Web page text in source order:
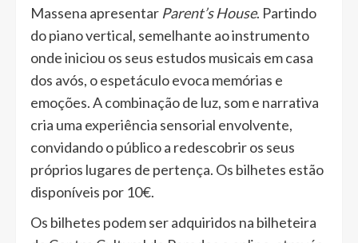
Massena apresentar Parent’s House. Partindo
do piano vertical, semelhante ao instrumento
onde iniciou os seus estudos musicais em casa
dos avós, o espetáculo evoca memórias e
emoções. A combinação de luz, som e narrativa
cria uma experiência sensorial envolvente,
convidando o público a redescobrir os seus
próprios lugares de pertença. Os bilhetes estão
disponíveis por 10€.
Os bilhetes podem ser adquiridos na bilheteira